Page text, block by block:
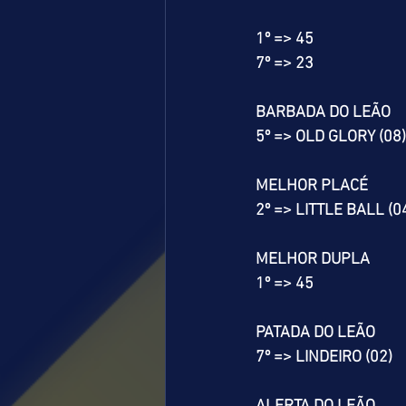
1º => 45
7º => 23
BARBADA DO LEÃO
5º => OLD GLORY (08)
MELHOR PLACÉ
2º => LITTLE BALL
MELHOR DUPLA
1º => 45
PATADA DO LEÃO
7º => LINDEIRO (02)